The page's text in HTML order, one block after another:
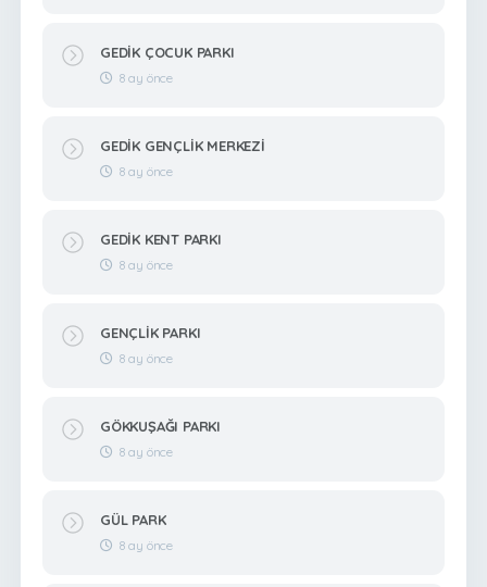
GEDİK ÇOCUK PARKI
8 ay önce
GEDİK GENÇLİK MERKEZİ
8 ay önce
GEDİK KENT PARKI
8 ay önce
GENÇLİK PARKI
8 ay önce
GÖKKUŞAĞI PARKI
8 ay önce
GÜL PARK
8 ay önce